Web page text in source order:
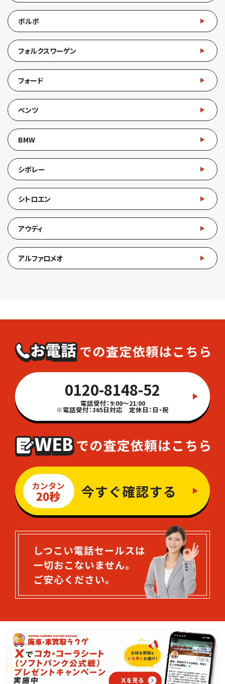
ボルボ
フォルクスワーゲン
フォード
ベンツ
BMW
シボレー
シトロエン
アウディ
アルファロメオ
0120-8148-52
電話受付：9:00～21:00
※電話受付：365日対応 定休日：日・祝